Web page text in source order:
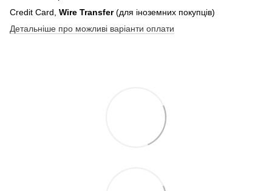
Credit Card, Wire Transfer(для іноземних покупців)
Детальніше про можливі варіанти оплати